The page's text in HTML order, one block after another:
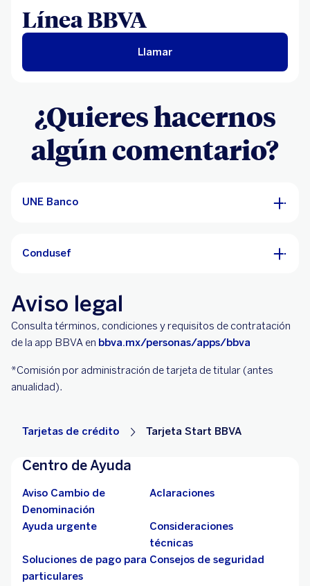
Línea BBVA
Llamar
¿Quieres hacernos
algún comentario?
UNE Banco
Condusef
Aviso legal
Consulta términos, condiciones y requisitos de contratación
de la app BBVA en bbva.mx/personas/apps/bbva
*Comisión por administración de tarjeta de titular (antes
anualidad).
Tarjetas de crédito Tarjeta Start BBVA
Centro de Ayuda
Aviso Cambio de
Denominación
Aclaraciones
Ayuda urgente
Consideraciones
técnicas
Soluciones de pago para
particulares
Consejos de seguridad